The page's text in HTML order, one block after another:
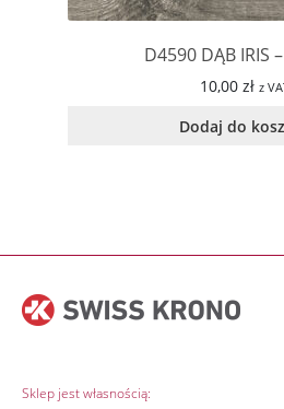
D4590 DĄB IRIS
10,00 zł z
Dodaj do
Sklep jest własnością: